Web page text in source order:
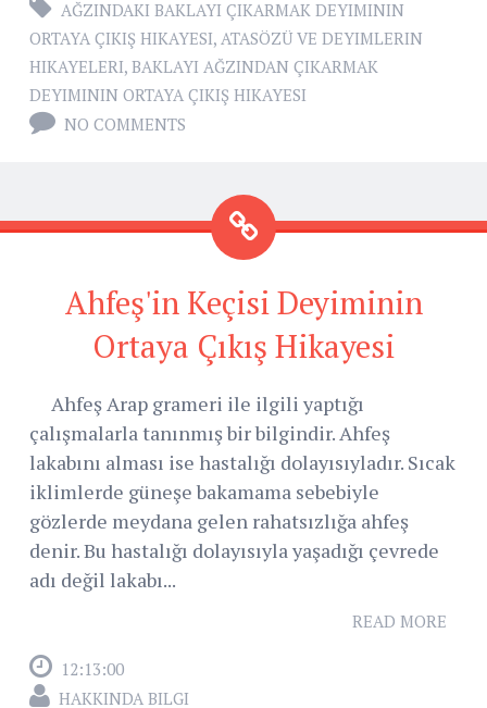
AĞZINDAKI BAKLAYI ÇIKARMAK DEYIMININ
ORTAYA ÇIKIŞ HIKAYESI, ATASÖZÜ VE DEYIMLERIN
HIKAYELERI, BAKLAYI AĞZINDAN ÇIKARMAK
DEYIMININ ORTAYA ÇIKIŞ HIKAYESI
NO COMMENTS
Ahfeş'in Keçisi Deyiminin
Ortaya Çıkış Hikayesi
Ahfeş Arap grameri ile ilgili yaptığı
çalışmalarla tanınmış bir bilgindir. Ahfeş
lakabını alması ise hastalığı dolayısıyladır. Sıcak
iklimlerde güneşe bakamama sebebiyle
gözlerde meydana gelen rahatsızlığa ahfeş
denir. Bu hastalığı dolayısıyla yaşadığı çevrede
adı değil lakabı...
READ MORE
12:13:00
HAKKINDA BILGI